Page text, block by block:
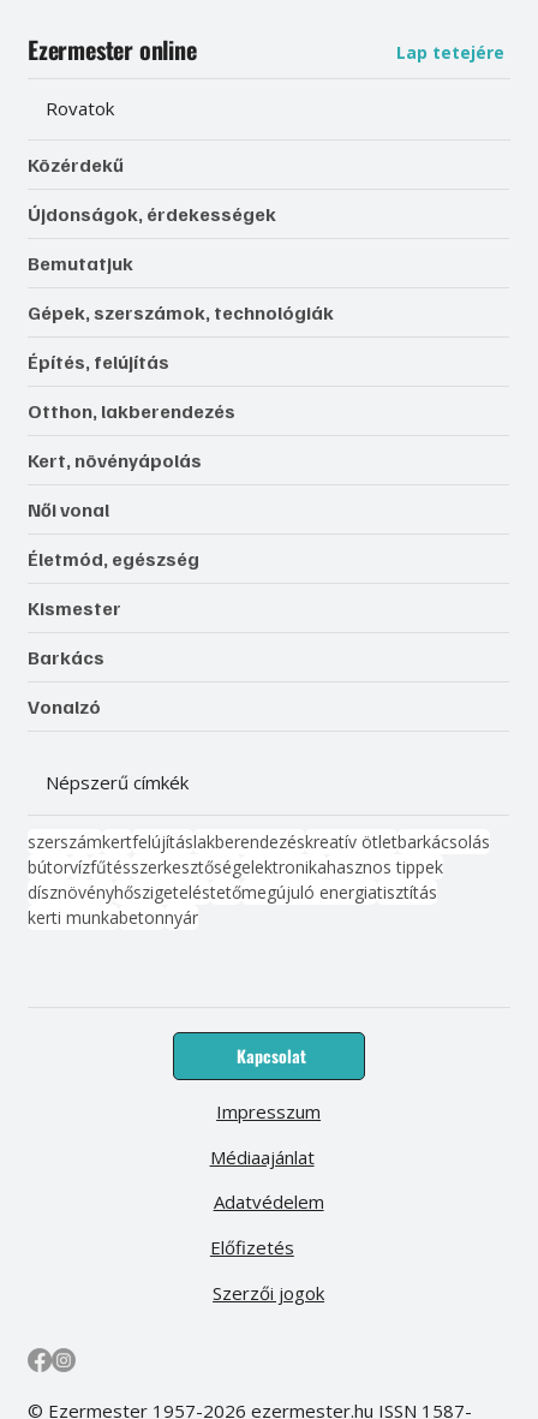
Ezermester online Lap tetejére
Rovatok
Közérdekű
Újdonságok, érdekességek
Bemutatjuk
Gépek, szerszámok, technológiák
Építés, felújítás
Otthon, lakberendezés
Kert, növényápolás
Női vonal
Életmód, egészség
Kismester
Barkács
Vonalzó
Népszerű címkék
szerszámkertfelújításlakberendezéskreatív ötletbarkácsolás
bútorvízfűtésszerkesztőségelektronikahasznos tippek
dísznövényhőszigeteléstetőmegújuló energiatisztítás
kerti munkabetonnyár
Kapcsolat
Médiaajánlat
Előfizetés
Impresszum
Adatvédelem
Szerzői jogok
© Ezermester 1957-2026 ezermester.hu ISSN 1587-